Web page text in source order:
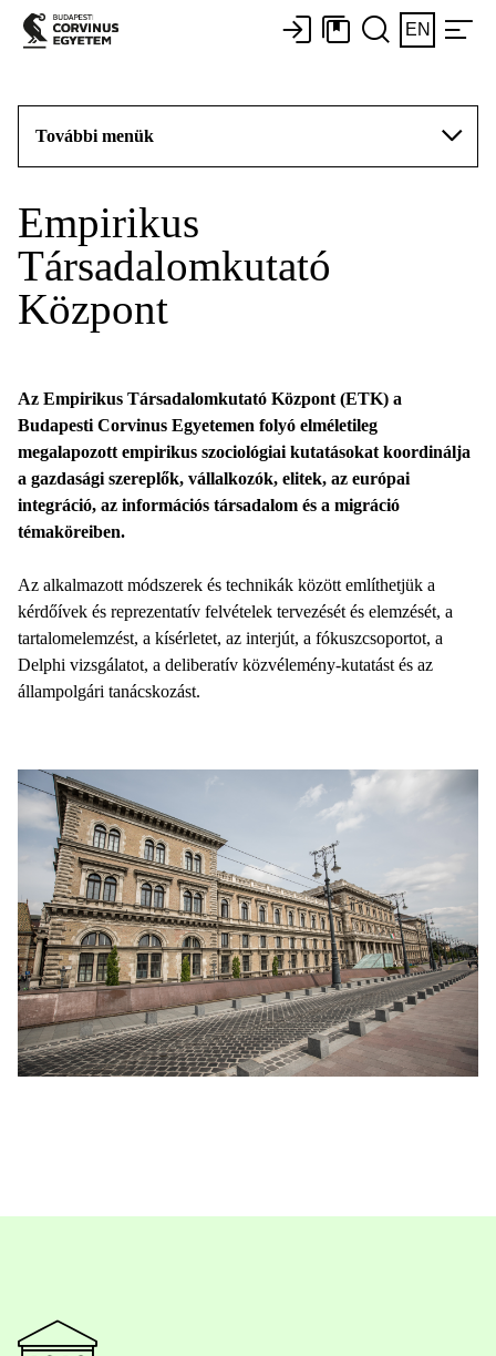
EN
További menük
Empirikus
Társadalomkutató
Központ
Az Empirikus Társadalomkutató Központ (ETK) a
Budapesti Corvinus Egyetemen folyó elméletileg
megalapozott empirikus szociológiai kutatásokat koordinálja
a gazdasági szereplők, vállalkozók, elitek, az európai
integráció, az információs társadalom és a migráció
témaköreiben.
Az alkalmazott módszerek és technikák között említhetjük a
kérdőívek és reprezentatív felvételek tervezését és elemzését, a
tartalomelemzést, a kísérletet, az interjút, a fókuszcsoportot, a
Delphi vizsgálatot, a deliberatív közvélemény-kutatást és az
állampolgári tanácskozást.